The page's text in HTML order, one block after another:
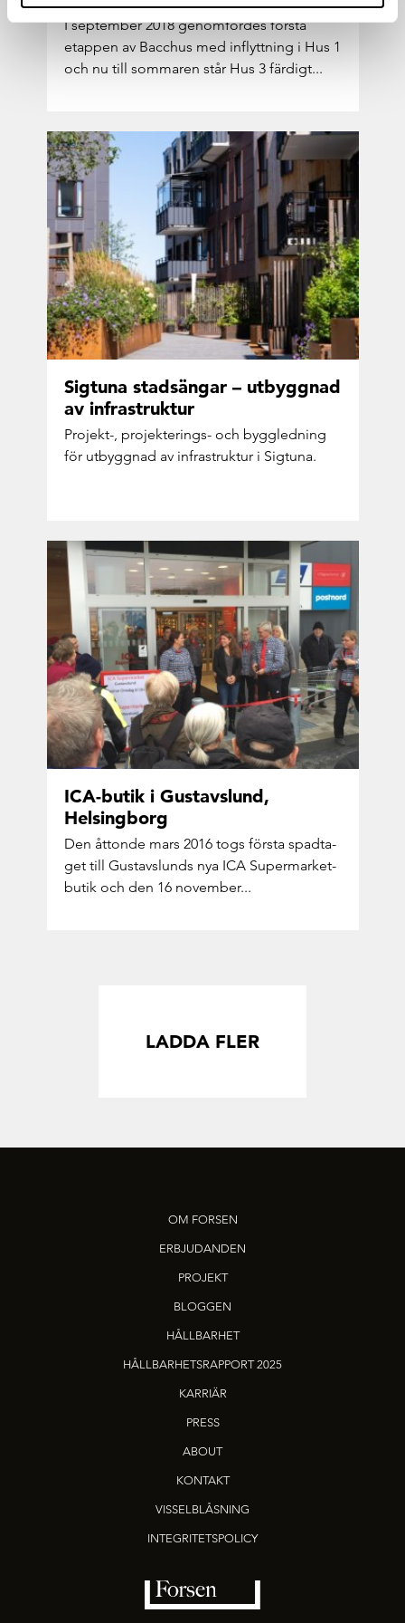
I sep­tem­ber 2018 ge­nom­för­des förs­ta
etap­pen av Bac­chus med in­flytt­ning i Hus 1
och nu till som­ma­ren står Hus 3 fär­digt...
Sig­tu­na stads­äng­ar – ut­bygg­nad
av in­fra­struk­tur
Projekt-​, projekterings-​ och bygg­led­ning
för ut­bygg­nad av in­fra­struk­tur i Sig­tu­na.
ICA-​butik i Gus­tavslund,
Helsing­borg
Den åt­ton­de mars 2016 togs förs­ta spad­ta­
get till Gus­tavslunds nya ICA Supermarket-​
butik och den 16 no­vem­ber...
LADDA FLER
OM FORSEN
ERBJUDANDEN
PROJEKT
BLOGGEN
HÅLLBARHET
HÅLLBARHETSRAPPORT 2025
KARRIÄR
PRESS
ABOUT
KONTAKT
VISSELBLÅSNING
INTEGRITETSPOLICY